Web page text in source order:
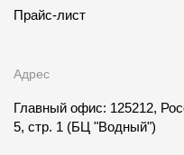
Прайс-лист
Адрес
Главный офис: 125212,
5, стр. 1 (БЦ "Водный")